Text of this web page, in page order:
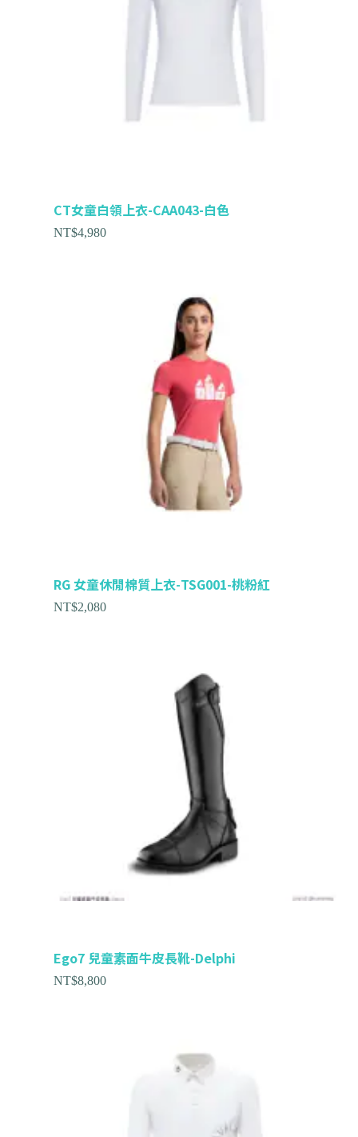
CT女童白領上衣-CAA043-白色
NT$4,980
RG 女童休閒棉質上衣-TSG001-桃粉紅
NT$2,080
Ego7 兒童素面牛皮長靴-Delphi
NT$8,800